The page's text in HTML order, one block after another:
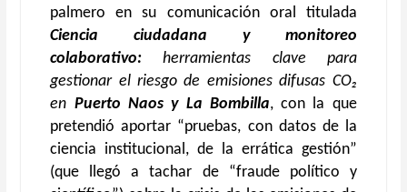
palmero en su comunicación oral titulada
Ciencia ciudadana y monitoreo
colaborativo:herramientas clave para
gestionar el riesgo de emisiones difusas CO₂
en Puerto Naos y La Bombilla,con la que
pretendió aportar “pruebas, con datos de la
ciencia institucional, de la errática gestión”
(que llegó a tachar de “fraude político y